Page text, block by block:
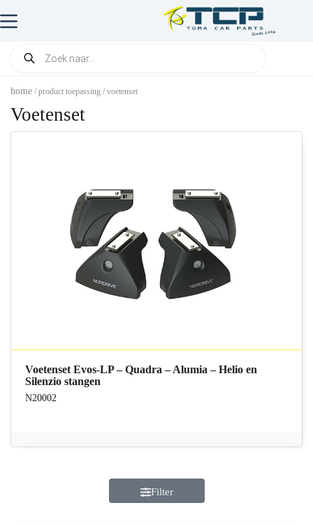
home / product toepassing / voetenset
Voetenset
Voetenset Evos-LP – Quadra – Alumia – Helio en
Silenzio stangen
N20002
Filter